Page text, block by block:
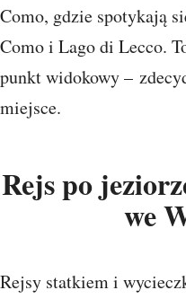
Como, gdzie spotykają
Como i Lago di Lecco.
punkt widokowy –
miejsce.
Rejs po
we
Rejsy statkiem i